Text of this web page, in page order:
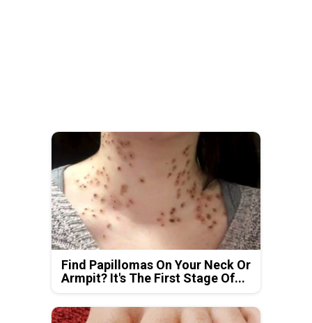
Find Papillomas On Your Neck Or
Armpit? It's The First Stage Of...